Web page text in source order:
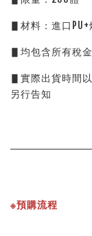
▋材料：進口PU+
▋均包含所有稅
▋實際出貨時間
另行告知
※預購流程